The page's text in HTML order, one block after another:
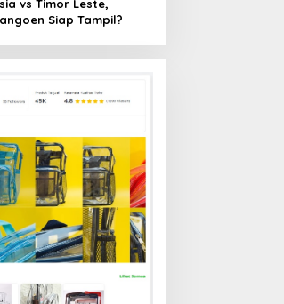
vs Timor Leste,
Siap Tampil?